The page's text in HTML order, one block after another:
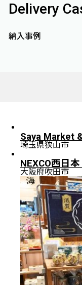
Delivery
納入事例
Saya Market
埼玉県狭山市
NEXCO西日
大阪府吹田市